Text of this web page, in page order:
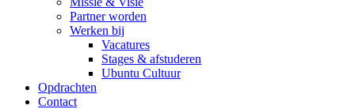
Partner worden
Werken bij
Vacatures
Stages & afstuderen
Ubuntu Cultuur
Opdrachten
Contact